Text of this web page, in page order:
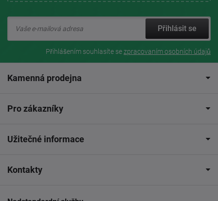
Přihlásit se
Přihlášením souhlasíte sezpracovaním osobních údajů
Kamenná prodejna
Pro zákazníky
Užitečné informace
Kontakty